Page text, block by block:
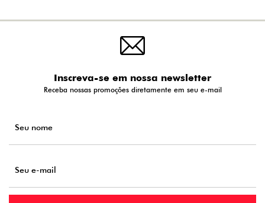
Inscreva-se em nossa newsletter
Receba nossas promoções diretamente em seu e-mail